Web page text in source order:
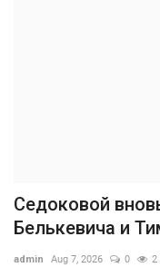
Седоковой
Белькевича и
admin Aug 7, 2026 0 2